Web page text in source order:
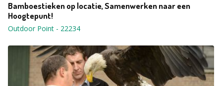
Bamboestieken op locatie, Samenwerken naar een
Hoogtepunt!
Outdoor Point - 22234